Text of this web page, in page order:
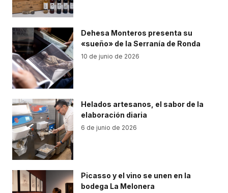
Dehesa Monteros presenta su
«sueño» de la Serranía de Ronda
10 de junio de 2026
Helados artesanos, el sabor de la
elaboración diaria
6 de junio de 2026
Picasso y el vino se unen en la
bodega La Melonera